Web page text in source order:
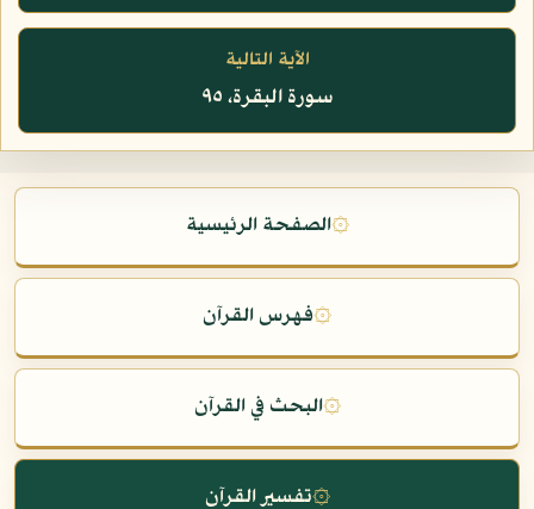
الآية التالية
سورة البقرة، ٩٥
۞الصفحة الرئيسية
۞فهرس القرآن
۞البحث في القرآن
۞تفسير القرآن